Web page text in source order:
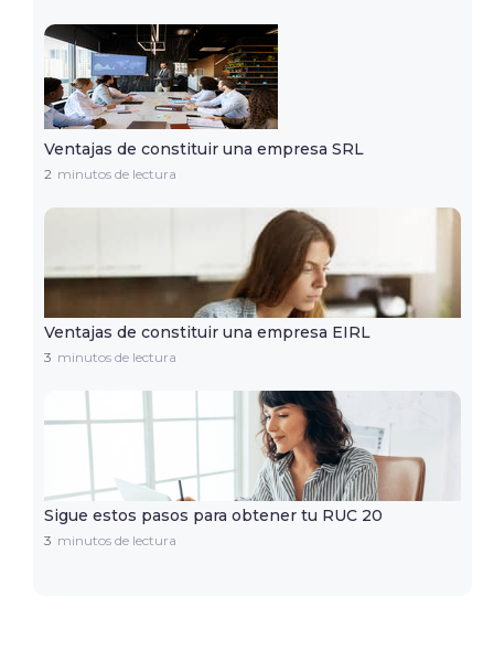
Ventajas de constituir una empresa SRL
2 minutos de lectura
Ventajas de constituir una empresa EIRL
3 minutos de lectura
Sigue estos pasos para obtener tu RUC 20
3 minutos de lectura